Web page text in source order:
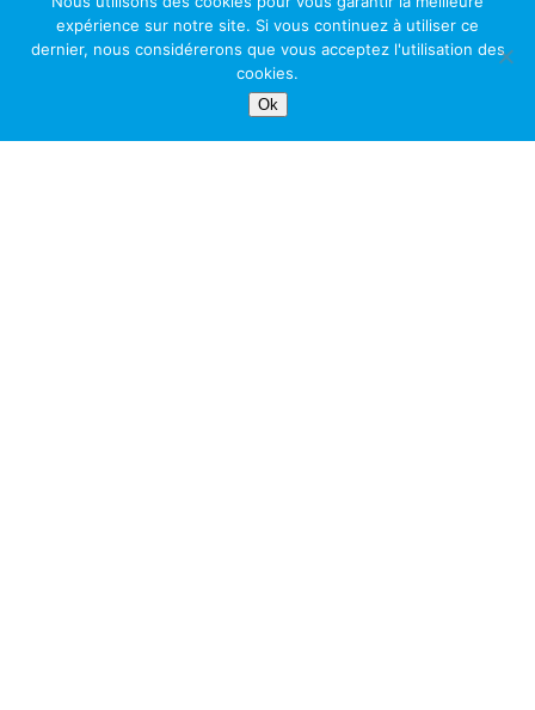
expérience sur notre site. Si vous continuez à utiliser ce
dernier, nous considérerons que vous acceptez l'utilisation des
cookies.
Ok